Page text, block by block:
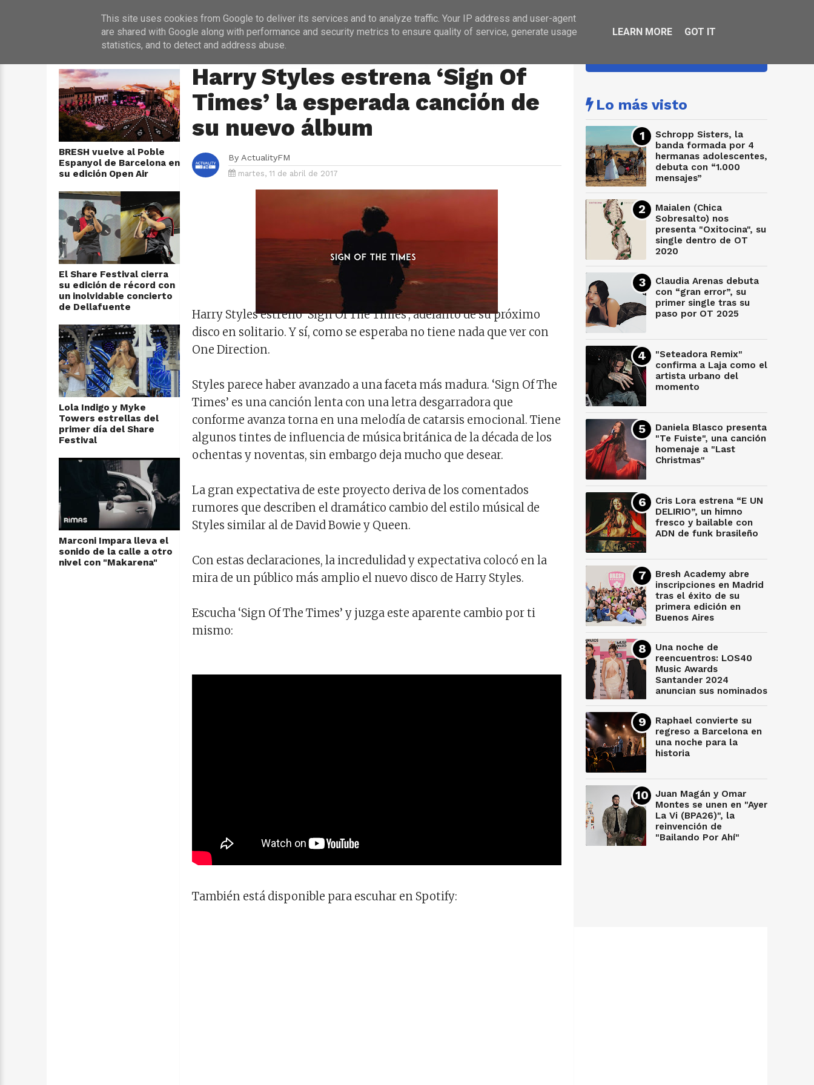
INICIO NOTICIAS PROGRAMACIÓN ENTREVISTAS
BRESH vuelve al Poble
Espanyol de Barcelona en
su edición Open Air
El Share Festival cierra
su edición de récord con
un inolvidable concierto
de Dellafuente
Lola Indigo y Myke
Towers estrellas del
primer día del Share
Festival
Marconi Impara lleva el
sonido de la calle a otro
nivel con "Makarena"
Harry Styles estrena ‘Sign Of
Times’ la esperada canción de
su nuevo álbum
By ActualityFM
martes, 11 de abril de 2017
Harry Styles estrenó ‘Sign Of The Times’, adelanto de su próximo
disco en solitario. Y sí, como se esperaba no tiene nada que ver con
One Direction.
Styles parece haber avanzado a una faceta más madura. ‘Sign Of The
Times’ es una canción lenta con una letra desgarradora que
conforme avanza torna en una melodía de catarsis emocional. Tiene
algunos tintes de influencia de música británica de la década de los
ochentas y noventas, sin embargo deja mucho que desear.
La gran expectativa de este proyecto deriva de los comentados
rumores que describen el dramático cambio del estilo músical de
Styles similar al de David Bowie y Queen.
Con estas declaraciones, la incredulidad y expectativa colocó en la
mira de un público más amplio el nuevo disco de Harry Styles.
Escucha ‘Sign Of The Times’ y juzga este aparente cambio por ti
mismo:
También está disponible para escuhar en Spotify:
Lo más visto
Schropp Sisters, la
banda formada por 4
hermanas adolescentes,
debuta con “1.000
mensajes”
Maialen (Chica
Sobresalto) nos
presenta "Oxitocina", su
single dentro de OT
2020
Claudia Arenas debuta
con “gran error”, su
primer single tras su
paso por OT 2025
"Seteadora Remix"
confirma a Laja como el
artista urbano del
momento
Daniela Blasco presenta
"Te Fuiste", una canción
homenaje a "Last
Christmas"
Cris Lora estrena “E UN
DELIRIO”, un himno
fresco y bailable con
ADN de funk brasileño
Bresh Academy abre
inscripciones en Madrid
tras el éxito de su
primera edición en
Buenos Aires
Una noche de
reencuentros: LOS40
Music Awards
Santander 2024
anuncian sus nominados
Raphael convierte su
regreso a Barcelona en
una noche para la
historia
Juan Magán y Omar
Montes se unen en "Ayer
La Vi (BPA26)", la
reinvención de
"Bailando Por Ahí"
This site uses cookies from Google to deliver its services and to analyze traffic. Your IP address and user-agent
are shared with Google along with performance and security metrics to ensure quality of service, generate usage
statistics, and to detect and address abuse.
LEARN MORE GOT IT